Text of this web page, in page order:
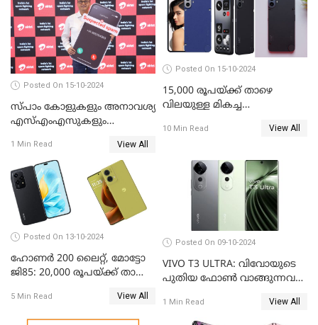
Posted On 15-10-2024
സ്പാം കോളുകളും അനാവശ്യ
എസ്എംഎസുകളും
എഐ ഫീച്ചറുമായി ഭാരതി
എയര്‍ടെല്‍
1 Min Read View All
Posted On 15-10-2024
15,000 രൂപയ്ക്ക് താഴെ
വിലയുള്ള മികച്ച
10 Min Read View All
Posted On 13-10-2024
ഹോണർ 200 ലൈറ്റ്, മോട്ടോ
ജി85: 20,000 രൂപയ്ക്ക് താഴെ
ഏതാണ്?
5 Min Read View All
Posted On 09-10-2024
VIVO T3 ULTRA: വിവോയുടെ
പുതിയ ഫോൺ വാങ്ങുന്നവർ
1 Min Read View All